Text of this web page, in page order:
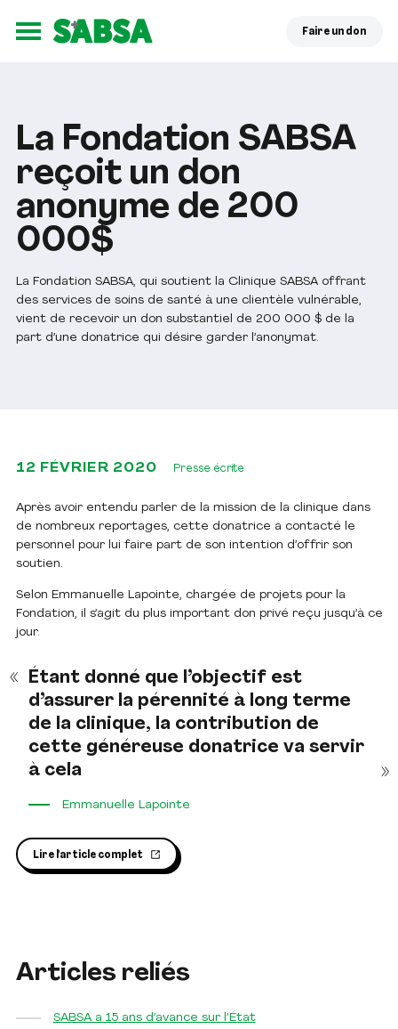
Ouvrir le menu
Faire un don
La Fondation SABSA
reçoit un don
anonyme de 200
000$
La Fondation SABSA, qui soutient la Clinique SABSA offrant
des services de soins de santé à une clientèle vulnérable,
vient de recevoir un don substantiel de 200 000 $ de la
part d’une donatrice qui désire garder l’anonymat.
12 FÉVRIER 2020 Presse écrite
Après avoir entendu parler de la mission de la clinique dans
de nombreux reportages, cette donatrice a contacté le
personnel pour lui faire part de son intention d’offrir son
soutien.
Selon Emmanuelle Lapointe, chargée de projets pour la
Fondation, il s’agit du plus important don privé reçu jusqu’à ce
jour.
Étant donné que l’objectif est
d’assurer la pérennité à long terme
de la clinique, la contribution de
cette généreuse donatrice va servir
à cela
Emmanuelle Lapointe
Lire l'article complet
Articles reliés
SABSA a 15 ans d’avance sur l’État